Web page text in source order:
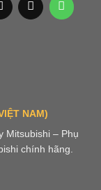
NAM)
Mitsubishi – Phụ
chính hãng.